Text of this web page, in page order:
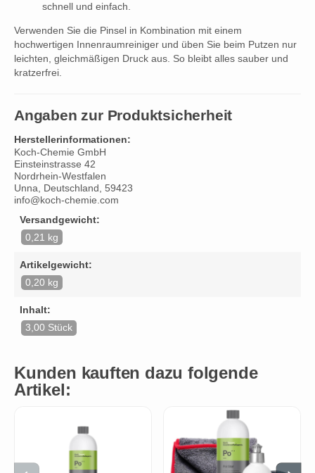
schnell und einfach.
Verwenden Sie die Pinsel in Kombination mit einem
hochwertigen Innenraumreiniger und üben Sie beim Putzen nur
leichten, gleichmäßigen Druck aus. So bleibt alles sauber und
kratzerfrei.
Angaben zur Produktsicherheit
Herstellerinformationen:
Koch-Chemie GmbH
Einsteinstrasse 42
Nordrhein-Westfalen
Unna, Deutschland, 59423
info@koch-chemie.com
Versandgewicht:
0,21 kg
Artikelgewicht:
0,20 kg
Inhalt:
3,00 Stück
Kunden kauften dazu folgende
Artikel: